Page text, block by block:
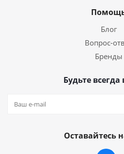
Блог
Вопрос-
Бренды
Будьте всегда
Оставайтесь